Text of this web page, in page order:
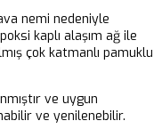
nemi nedeniyle
kaplı alaşım ağ ile
çok katmanlı pamuklu
ve uygun
ve yenilenebilir.